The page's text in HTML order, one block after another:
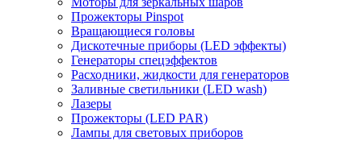
Прожекторы Pinspot
Вращающиеся головы
Дискотечные приборы (LED эффекты)
Генераторы спецэффектов
Расходники, жидкости для генераторов
Заливные светильники (LED wash)
Лазеры
Прожекторы (LED PAR)
Лампы для световых приборов